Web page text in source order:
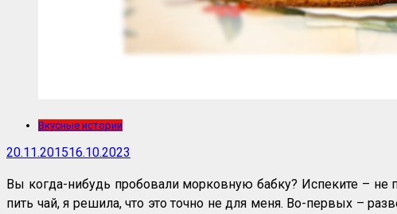
Вкусные истории
20.11.201516.10.2023
Вы когда-нибудь пробовали морковную бабку? Испеките –
пить чай, я решила, что это точно не для меня. Во-первых –